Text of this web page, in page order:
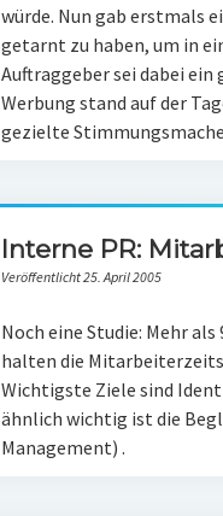
würde. Nun gab erstmals
getarnt zu haben, um in
Auftraggeber sei dabei
Werbung stand auf der
gezielte
Interne PR:
Veröffentlicht 25. April 2005
Noch eine Studie: Mehr
halten die
Wichtigste Ziele sind
ähnlich wichtig ist die
Management) .